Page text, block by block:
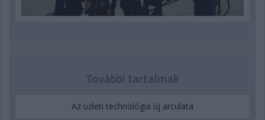
További tartalmak
Az üzleti technológia új arculata